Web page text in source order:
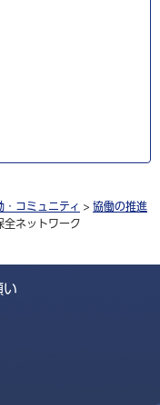
・コミュニティ > 協働の推進
全ネットワーク
い